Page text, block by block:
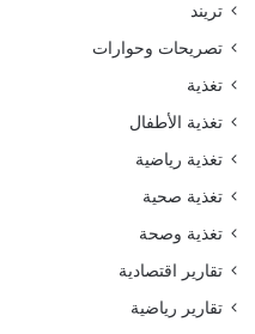
تريند
تصريحات وحوارات
تغذية
تغذية الأطفال
تغذية رياضية
تغذية صحية
تغذية وصحة
تقارير اقتصادية
تقارير رياضية